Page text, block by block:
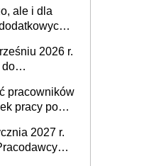
bariery po
ale i dla
2026 r.
do
pracowników
pracy po
Fundusz
2027 r.